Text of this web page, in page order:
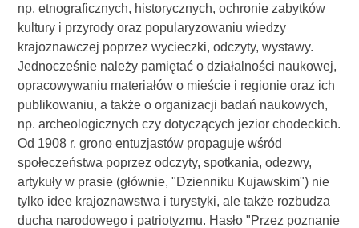
np. etnograficznych, historycznych, ochronie zabytków
kultury i przyrody oraz popularyzowaniu wiedzy
krajoznawczej poprzez wycieczki, odczyty, wystawy.
Jednocześnie należy pamiętać o działalności naukowej,
opracowywaniu materiałów o mieście i regionie oraz ich
publikowaniu, a także o organizacji badań naukowych,
np. archeologicznych czy dotyczących jezior chodeckich.
Od 1908 r. grono entuzjastów propaguje wśród
społeczeństwa poprzez odczyty, spotkania, odezwy,
artykuły w prasie (głównie, "Dzienniku Kujawskim") nie
tylko idee krajoznawstwa i turystyki, ale także rozbudza
ducha narodowego i patriotyzmu. Hasło "Przez poznanie